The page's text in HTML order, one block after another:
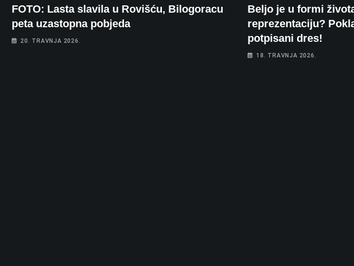
FOTO: Lasta slavila u Rovišću, Bilogoracu
peta uzastopna pobjeda
20. TRAVNJA 2026.
Beljo je u formi
reprezentaciju?
potpisani dres!
18. TRAVNJA 2026.